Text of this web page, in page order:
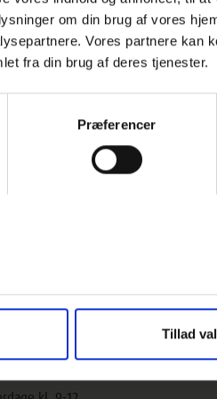
om din brug af vores
Vores partnere kan
fra din brug af deres tjenester.
Præferencer
Tillad
historie og betydning
banede vejen for de første
hulkort laves, og hvordan de styrer
håndjacquardvæv og museets
kræfter trækker væven, og
reparation og generel forståelse
og fordybelse undervejs. Vi går
der har vævet på
analyse og reparation af
af en erfaren fagmand på
kaffe eller te, men I må selv
transportmidler: se her